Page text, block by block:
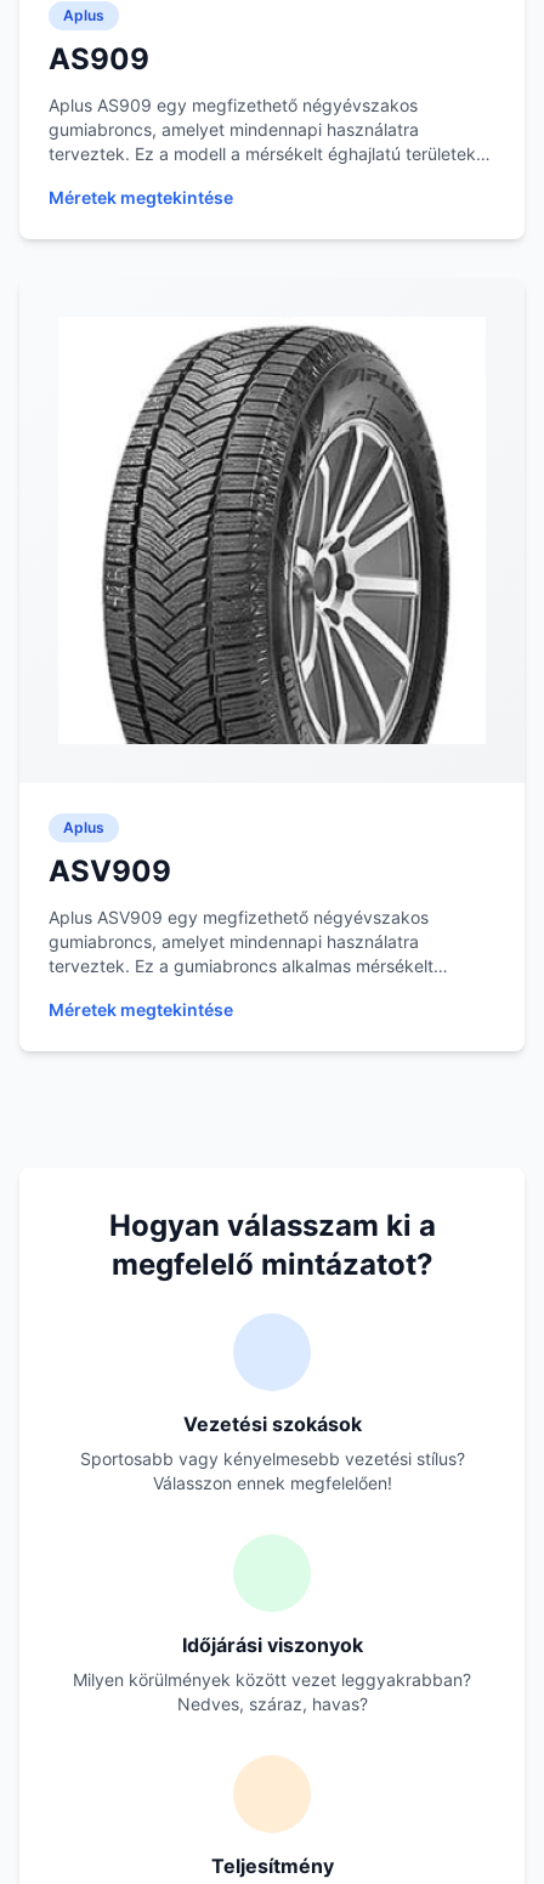
Aplus
AS909
Aplus AS909 egy megfizethető négyévszakos
gumiabroncs, amelyet mindennapi használatra
terveztek. Ez a modell a mérsékelt éghajlatú területeken
Méretek megtekintése
Aplus
ASV909
Aplus ASV909 egy megfizethető négyévszakos
gumiabroncs, amelyet mindennapi használatra
terveztek. Ez a gumiabroncs alkalmas mérsékelt
Méretek megtekintése
Hogyan válasszam ki a
megfelelő mintázatot?
Vezetési szokások
Sportosabb vagy kényelmesebb vezetési stílus?
Válasszon ennek megfelelően!
Időjárási viszonyok
Milyen körülmények között vezet leggyakrabban?
Nedves, száraz, havas?
Teljesítmény